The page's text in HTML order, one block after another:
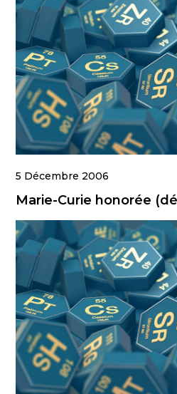
5 Décembre 2006
Marie-Curie honorée